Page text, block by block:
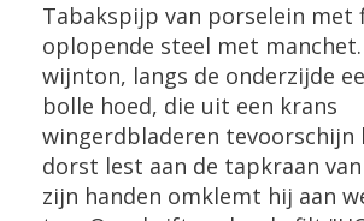
Tabakspijp van porselein met
oplopende steel met manchet.
wijnton, langs de onderzijde
bolle hoed, die uit een krans
wingerdbladeren tevoorschijn
dorst lest aan de tapkraan van
zijn handen omklemt hij aan